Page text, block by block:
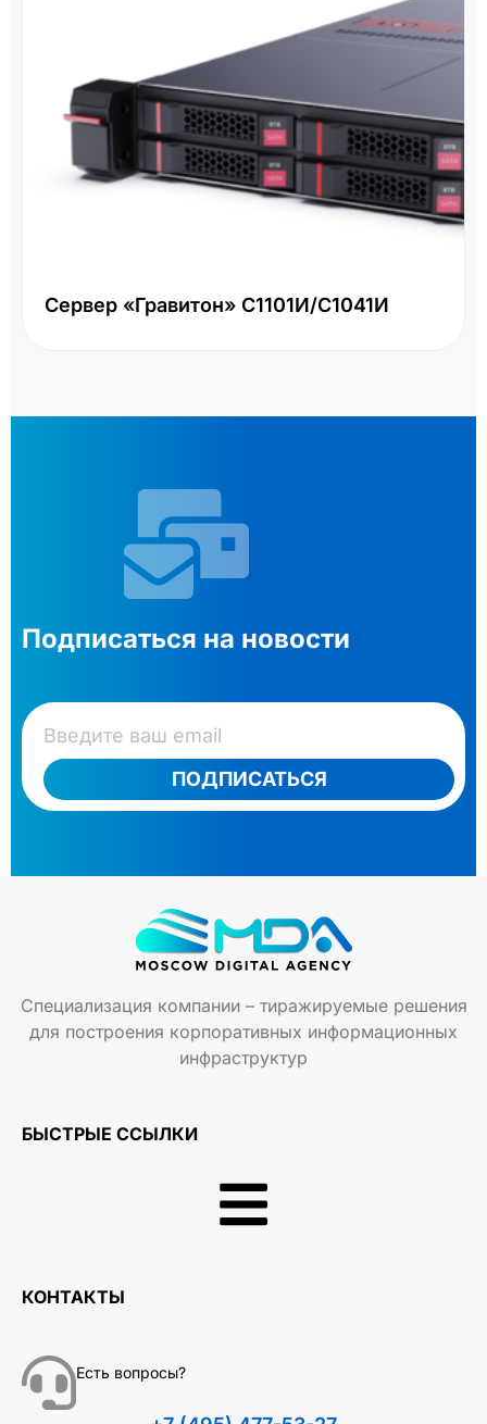
Сервер «Гравитон» С1101И/С1041И
Подписаться на новости
ПОДПИСАТЬСЯ
Специализация компании – тиражируемые решения
для построения корпоративных информационных
инфраструктур
БЫСТРЫЕ ССЫЛКИ
КОНТАКТЫ
Есть вопросы?